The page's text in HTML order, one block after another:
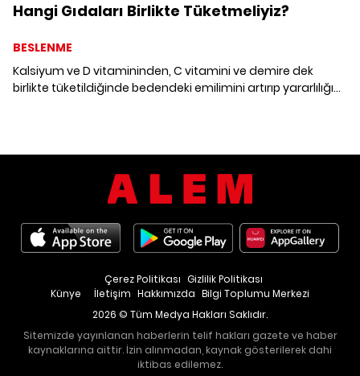
Hangi Gıdaları Birlikte Tüketmeliyiz?
BESLENME
Kalsiyum ve D vitamininden, C vitamini ve demire dek
birlikte tüketildiğinde bedendeki emilimini artırıp yararlılığını
Künye İletişim Hakkımızda Bilgi Toplumu Merkezi
Çerez Politikası Gizlilik Politikası
2026 © Tüm Medya Hakları Saklıdır.
Sitemizde yayınlanan haberlerin telif hakları gazete ve haber
kaynaklarına aittir. İzin alınmadan, kaynak gösterilerek dahi
iktibas edilemez.